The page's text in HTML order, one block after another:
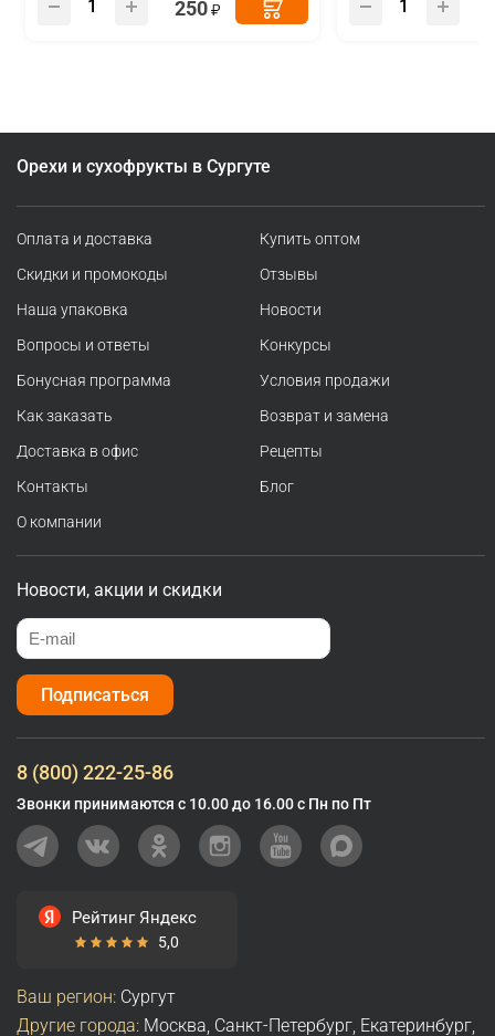
250
Орехи и сухофрукты в Сургуте
Оплата и доставка
Скидки и промокоды
Наша упаковка
Вопросы и ответы
Бонусная программа
Как заказать
Доставка в офис
Контакты
О компании
Купить оптом
Отзывы
Новости
Конкурсы
Условия продажи
Возврат и замена
Рецепты
Блог
Новости, акции и скидки
Подписаться
8 (800) 222-25-86
Звонки принимаются с 10.00 до 16.00 с Пн по Пт
Рейтинг Яндекс
5,0
Ваш регион: Сургут
Другие города: Москва, Санкт-Петербург, Екатеринбург,